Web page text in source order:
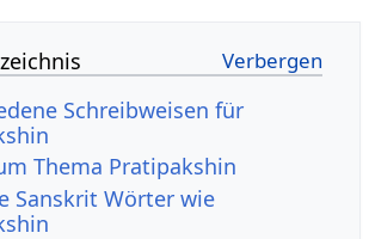
Schreibweisen für
Thema Pratipakshin
Sanskrit Wörter wie